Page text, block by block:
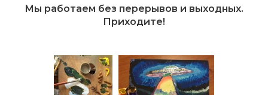
Мы работаем без перерывов и выходных.
Приходите!